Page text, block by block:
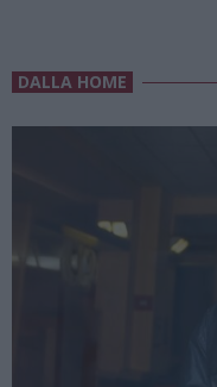
DALLA HOME